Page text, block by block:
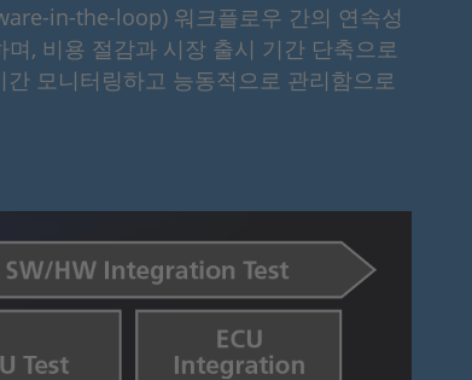
in-the-loop) 워크플로우 간의 연속성
, 비용 절감과 시장 출시 기간 단축으로
모니터링하고 능동적으로 관리함으로